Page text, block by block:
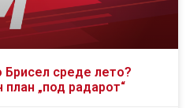
Брисел среде лето?
„под радарот“